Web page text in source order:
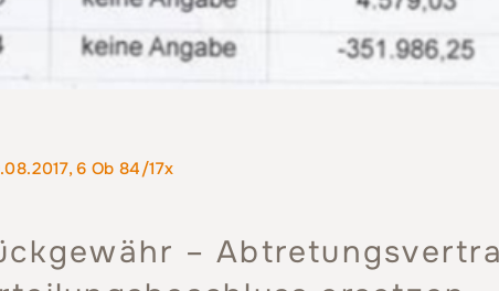
6 Ob 84/17x
–